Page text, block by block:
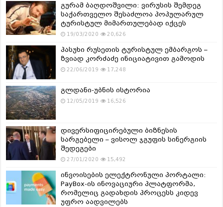
გურამ ბაღდოშვილი: ვირუსის შემდეგ
საქართველო შესაძლოა პოპულარულ
ტურისტულ მიმართულებად იქცეს
19/03/2020 20,626
პასუხი რუსეთის ტურისტულ ემბარგოს –
ზვიად კორძაძე ინიციატივით გამოდის
22/06/2019 17,248
გლდანი-უბნის ისტორია
12/05/2019 16,526
დივერსიფიცირებული ბიზნესის
სარგებელი – ვისოლ ჯგუფის სინერგიის
შედეგები
27/01/2020 15,492
ინვოისების ელექტრონული პორტალი:
PayBox-ის ინოვაციური პლატფორმა,
რომელიც გადახდის პროცესს კიდევ
უფრო აადვილებს